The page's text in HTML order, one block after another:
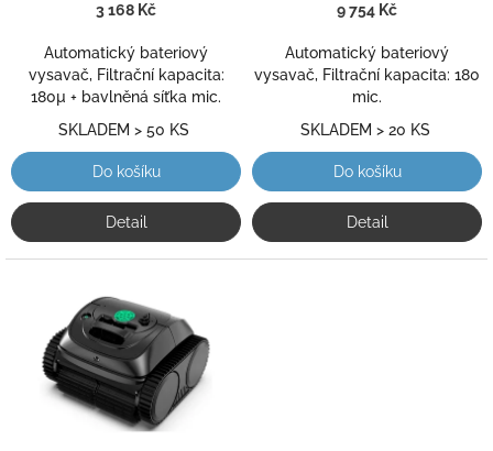
3 168 Kč
Automatický bateriový
vysavač, Filtrační kapacita:
180µ + bavlněná síťka mic.
SKLADEM > 50 KS
Do košíku
Detail
9 754 Kč
Automatický bateriový
vysavač, Filtrační kapacita: 180
mic.
SKLADEM > 20 KS
Do košíku
Detail